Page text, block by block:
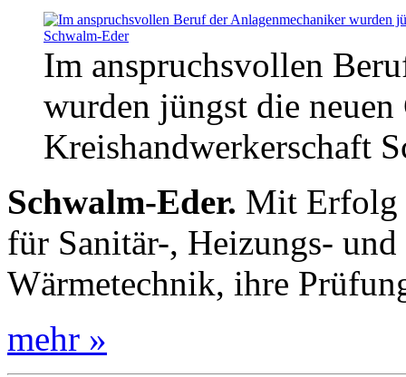
Im anspruchsvollen
wurden jüngst die
Kreishandwerkerschaft
Schwalm-Eder. Mit Erfolg
für Sanitär-, Heizungs-
Wärmetechnik, ihre
mehr »